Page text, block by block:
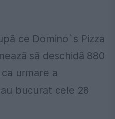
ce Domino`s Pizza
să deschidă 880
urmare a
bucurat cele 28